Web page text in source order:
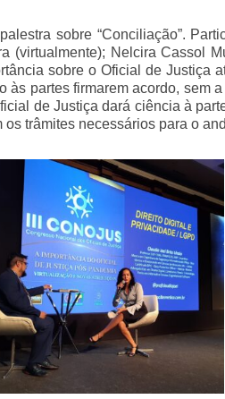
sobre “Conciliação”.
(virtualmente); Nelcira Cassol
sobre o Oficial de Justiça
às partes firmarem acordo, sem
de Justiça dará ciência à
trâmites necessários para o